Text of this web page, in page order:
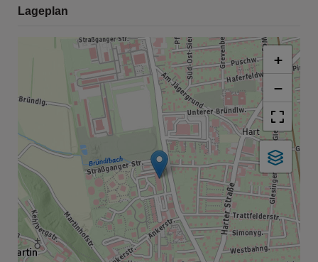
Lageplan
+
−